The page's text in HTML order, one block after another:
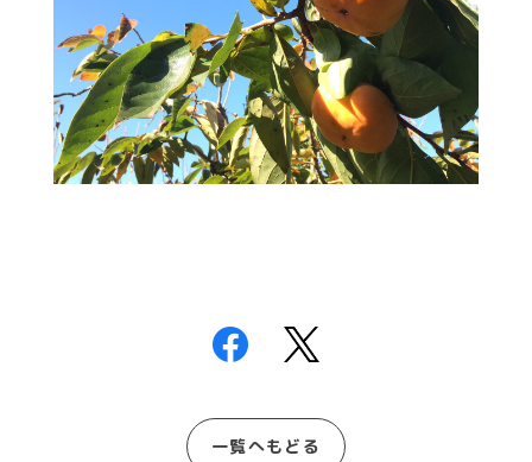
一覧へもどる